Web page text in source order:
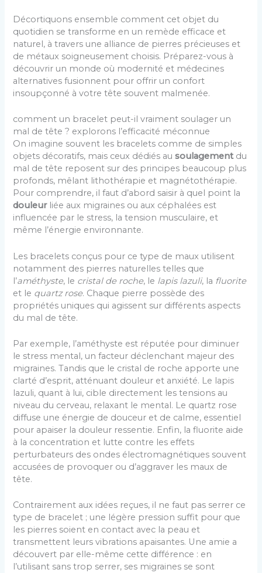
Décortiquons ensemble comment cet objet du
quotidien se transforme en un remède efficace et
naturel, à travers une alliance de pierres précieuses et
de métaux soigneusement choisis. Préparez-vous à
découvrir un monde où modernité et médecines
alternatives fusionnent pour offrir un confort
insoupçonné à votre tête souvent malmenée.
comment un bracelet peut-il vraiment soulager un
mal de tête ? explorons l’efficacité méconnue
On imagine souvent les bracelets comme de simples
objets décoratifs, mais ceux dédiés ausoulagementdu
mal de tête reposent sur des principes beaucoup plus
profonds, mêlant lithothérapie et magnétothérapie.
Pour comprendre, il faut d’abord saisir à quel point la
douleurliée aux migraines ou aux céphalées est
influencée par le stress, la tension musculaire, et
même l’énergie environnante.
Les bracelets conçus pour ce type de maux utilisent
notamment des pierres naturelles telles que
l’améthyste, le cristal de roche, le lapis lazuli, la fluorite
et le quartz rose. Chaque pierre possède des
propriétés uniques qui agissent sur différents aspects
du mal de tête.
Par exemple, l’améthyste est réputée pour diminuer
le stress mental, un facteur déclenchant majeur des
migraines. Tandis que le cristal de roche apporte une
clarté d’esprit, atténuant douleur et anxiété. Le lapis
lazuli, quant à lui, cible directement les tensions au
niveau du cerveau, relaxant le mental. Le quartz rose
diffuse une énergie de douceur et de calme, essentiel
pour apaiser la douleur ressentie. Enfin, la fluorite aide
à la concentration et lutte contre les effets
perturbateurs des ondes électromagnétiques souvent
accusées de provoquer ou d’aggraver les maux de
tête.
Contrairement aux idées reçues, il ne faut pas serrer ce
type de bracelet ; une légère pression suffit pour que
les pierres soient en contact avec la peau et
transmettent leurs vibrations apaisantes. Une amie a
découvert par elle-même cette différence : en
l’utilisant sans trop serrer, ses migraines se sont